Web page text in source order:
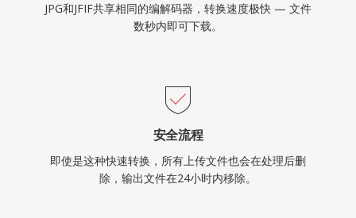
JPG和JFIF共享相同的编解码器，转换速度极快 — 文件
数秒内即可下载。
安全流程
即使是这种快速转换，所有上传文件也会在处理后删
除，输出文件在24小时内移除。